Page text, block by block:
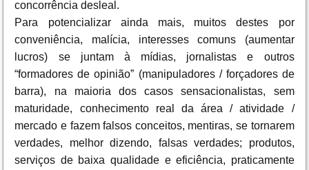
concorrência desleal.
Para potencializar ainda mais, muitos destes por
conveniência, malícia, interesses comuns (aumentar
lucros) se juntam à mídias, jornalistas e outros
“formadores de opinião” (manipuladores / forçadores de
barra), na maioria dos casos sensacionalistas, sem
maturidade, conhecimento real da área / atividade /
mercado e fazem falsos conceitos, mentiras, se tornarem
verdades, melhor dizendo, falsas verdades; produtos,
serviços de baixa qualidade e eficiência, praticamente